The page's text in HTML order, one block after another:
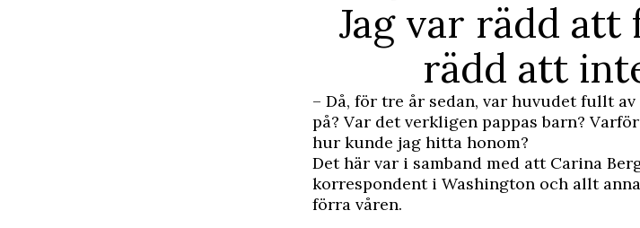
Jag var rädd att
rädd att
– Då, för tre år sedan, var huvudet fullt
på? Var det verkligen pappas barn?
hur kunde jag hitta honom?
Det här var i samband med att Carina
korrespondent i Washington och allt
förra våren.